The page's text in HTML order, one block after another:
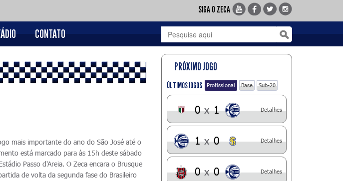
SIGA O ZECA
CONTATO
mais importante do ano do São José até o
está marcado para às 15h deste sábado
Passo d'Areia. O Zeca encara o Brusque
de volta da segunda fase do Brasileiro
PRÓXIMO JOGO
ÚLTIMOS JOGOS Profissional Base Sub-20
0 x 1 Detalhes
1 x 0 Detalhes
0 x 0 Detalhes